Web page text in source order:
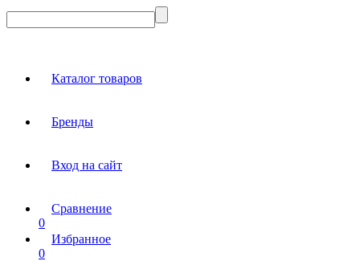
Каталог товаров
Бренды
Вход на сайт
Сравнение
0
Избранное
0